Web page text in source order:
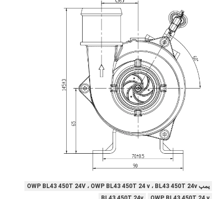
پمپ OWP BL43 450T 24V ، OWP BL43 450T 24 v ، BL43 450T 24v